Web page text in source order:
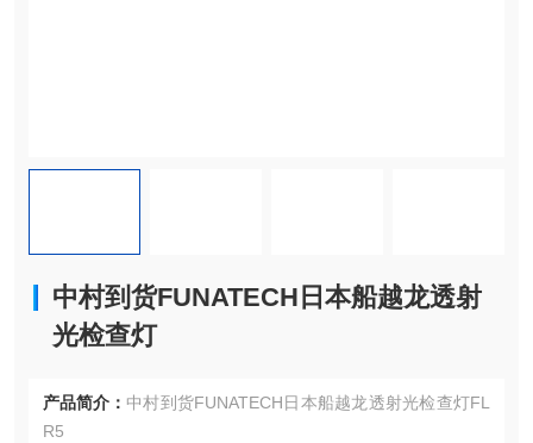
中村到货FUNATECH日本船越龙透射
光检查灯
产品简介： 中村到货FUNATECH日本船越龙透射光检查灯FL
R5